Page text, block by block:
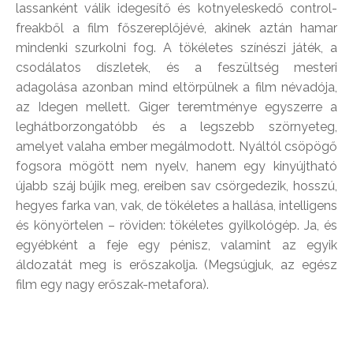
lassanként válik idegesítő és kotnyeleskedő control-
freakből a film főszereplőjévé, akinek aztán hamar
mindenki szurkolni fog. A tökéletes színészi játék, a
csodálatos díszletek, és a feszültség mesteri
adagolása azonban mind eltörpülnek a film névadója,
az Idegen mellett. Giger teremtménye egyszerre a
leghátborzongatóbb és a legszebb szörnyeteg,
amelyet valaha ember megálmodott. Nyáltól csöpögő
fogsora mögött nem nyelv, hanem egy kinyújtható
újabb száj bújik meg, ereiben sav csörgedezik, hosszú,
hegyes farka van, vak, de tökéletes a hallása, intelligens
és könyörtelen – röviden: tökéletes gyilkológép. Ja, és
egyébként a feje egy pénisz, valamint az egyik
áldozatát meg is erőszakolja. (Megsúgjuk, az egész
film egy nagy erőszak-metafora).